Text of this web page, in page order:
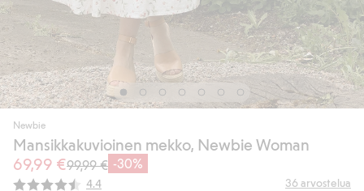
Newbie
Mansikkakuvioinen mekko, Newbie Woman
69,99 €99,99 € -30%
Keskimääräinen luokitus:
4.4 36 arvostelua